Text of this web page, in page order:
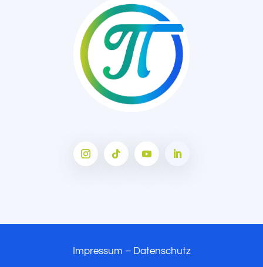
Impressum – Datenschutz